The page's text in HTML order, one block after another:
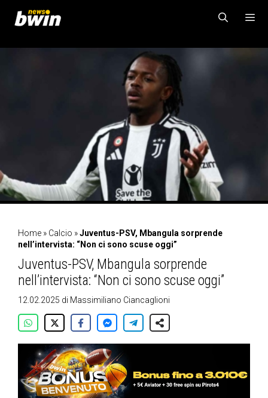
contenuto
Home » Calcio »Juventus-PSV, Mbangula sorprende
nell’intervista: “Non ci sono scuse oggi”
Juventus-PSV, Mbangula sorprende
nell’intervista: “Non ci sono scuse oggi”
12.02.2025 di Massimiliano Ciancaglioni